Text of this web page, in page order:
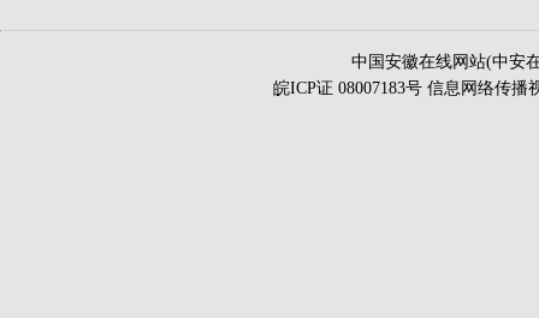
中国安徽在线网站(中安
皖ICP证 08007183号 信息网络传播